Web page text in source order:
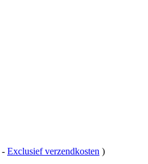
- Exclusief verzendkosten )